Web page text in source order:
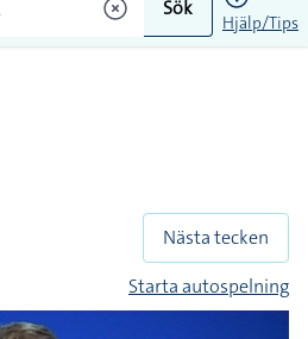
Sök
Hjälp/Tips
Nästa tecken
Starta autospelning